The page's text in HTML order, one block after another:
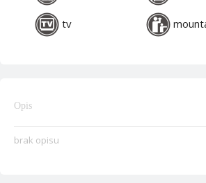
tv
Opis
brak opisu